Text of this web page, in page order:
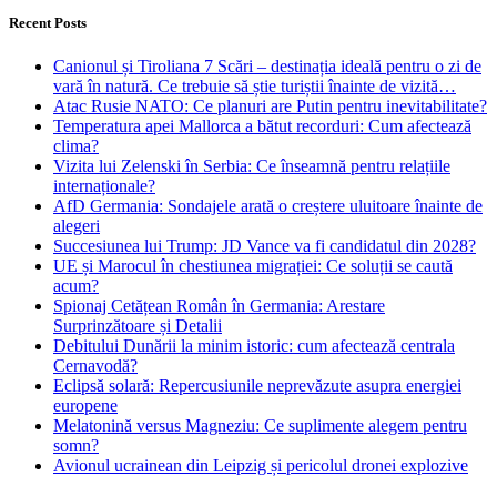
Recent Posts
Canionul și Tiroliana 7 Scări – destinația ideală pentru o zi de
vară în natură. Ce trebuie să știe turiștii înainte de vizită…
Atac Rusie NATO: Ce planuri are Putin pentru inevitabilitate?
Temperatura apei Mallorca a bătut recorduri: Cum afectează
clima?
Vizita lui Zelenski în Serbia: Ce înseamnă pentru relațiile
internaționale?
AfD Germania: Sondajele arată o creștere uluitoare înainte de
alegeri
Succesiunea lui Trump: JD Vance va fi candidatul din 2028?
UE și Marocul în chestiunea migrației: Ce soluții se caută
acum?
Spionaj Cetățean Român în Germania: Arestare
Surprinzătoare și Detalii
Debitului Dunării la minim istoric: cum afectează centrala
Cernavodă?
Eclipsă solară: Repercusiunile neprevăzute asupra energiei
europene
Melatonină versus Magneziu: Ce suplimente alegem pentru
somn?
Avionul ucrainean din Leipzig și pericolul dronei explozive